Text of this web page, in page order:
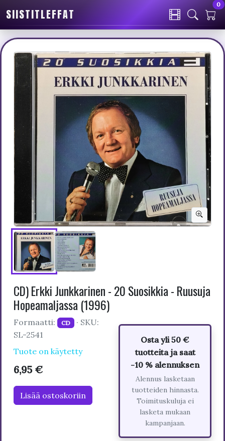
SIISTITLEFFAT
0
CD) Erkki Junkkarinen - 20 Suosikkia - Ruusuja
Hopeamaljassa (1996)
Formaatti: CD · SKU:
SL-2541
Tuote on käytetty
6,95 €
Lisää ostoskoriin
Osta yli 50 €
tuotteita ja saat
-10 % alennuksen
Alennus lasketaan
tuotteiden hinnasta.
Toimituskuluja ei
lasketa mukaan
kampanjaan.